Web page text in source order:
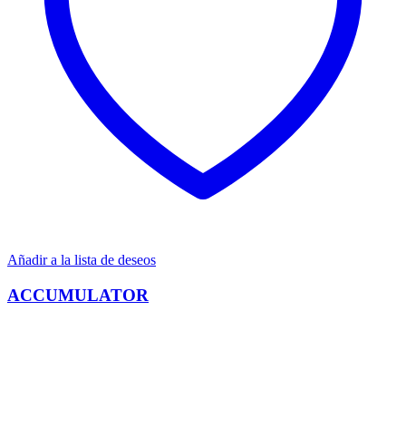
Añadir a la lista de deseos
ACCUMULATOR